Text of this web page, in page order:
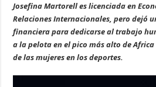
Josefina Martorell es licenciada en
Relaciones Internacionales, pero dejó
financiera para dedicarse al trabajo
a la pelota en el pico más alto de
de las mujeres en los deportes.